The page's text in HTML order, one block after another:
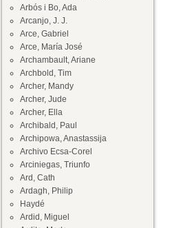
Arbós i Bo, Ada
Arcanjo, J. J.
Arce, Gabriel
Arce, María José
Archambault, Ariane
Archbold, Tim
Archer, Mandy
Archer, Jude
Archer, Ella
Archibald, Paul
Archipowa, Anastassija
Archivo Ecsa-Corel
Arciniegas, Triunfo
Ard, Cath
Ardagh, Philip
Haydé
Ardid, Miguel